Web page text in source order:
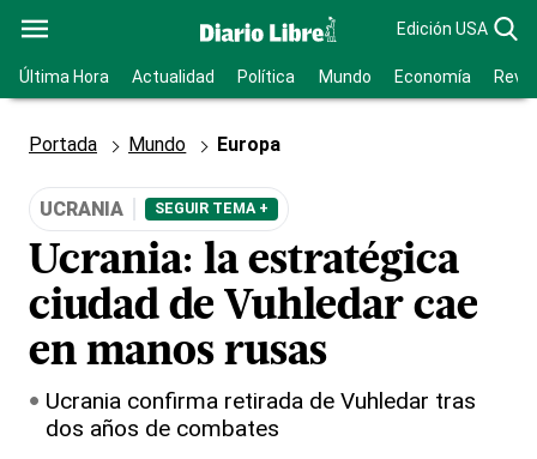
Edición USA
Última Hora Actualidad Política Mundo Economía
Portada Mundo Europa
UCRANIA SEGUIR TEMA +
Ucrania: la estratégica
ciudad de Vuhledar cae
en manos rusas
Ucrania confirma retirada de Vuhledar tras
dos años de combates